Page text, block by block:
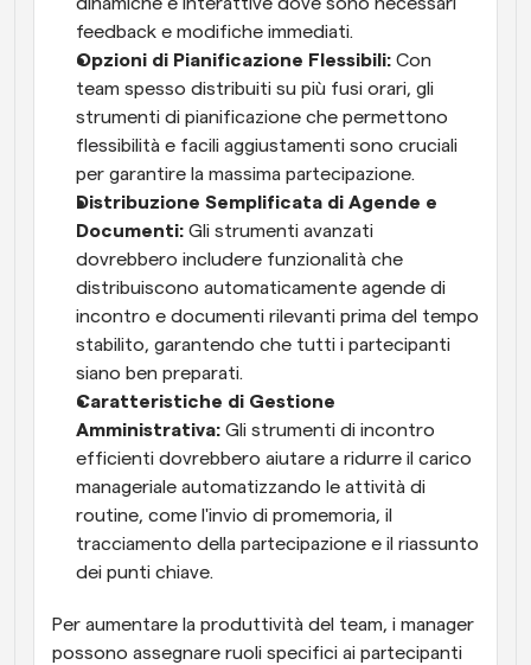
dinamiche e interattive dove sono necessari
feedback e modifiche immediati.
Opzioni di Pianificazione Flessibili: Con
team spesso distribuiti su più fusi orari, gli
strumenti di pianificazione che permettono
flessibilità e facili aggiustamenti sono cruciali
per garantire la massima partecipazione.
Distribuzione Semplificata di Agende e
Documenti: Gli strumenti avanzati
dovrebbero includere funzionalità che
distribuiscono automaticamente agende di
incontro e documenti rilevanti prima del tempo
stabilito, garantendo che tutti i partecipanti
siano ben preparati.
Caratteristiche di Gestione
Amministrativa: Gli strumenti di incontro
efficienti dovrebbero aiutare a ridurre il carico
manageriale automatizzando le attività di
routine, come l'invio di promemoria, il
tracciamento della partecipazione e il riassunto
dei punti chiave.
Per aumentare la produttività del team, i manager
possono assegnare ruoli specifici ai partecipanti